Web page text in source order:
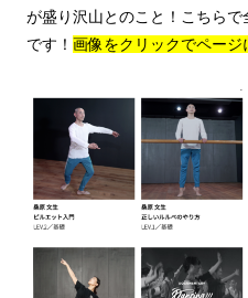
が盛り沢山とのこと！こちら
です！ 画像をクリックでページ